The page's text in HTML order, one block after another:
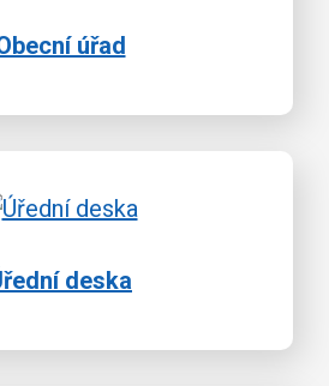
úřad
deska